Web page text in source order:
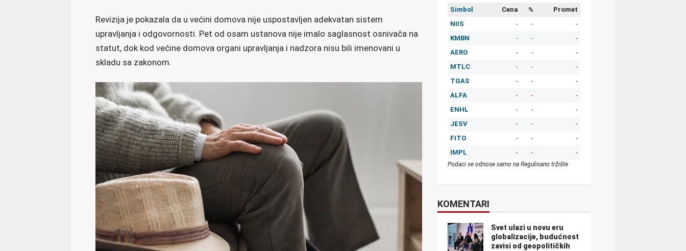
Revizija je pokazala da u većini domova nije uspostavljen adekvatan sistem
upravljanja i odgovornosti. Pet od osam ustanova nije imalo saglasnost osnivača na
statut, dok kod većine domova organi upravljanja i nadzora nisu bili imenovani u
skladu sa zakonom.
Simbol
Cena %
Promet
NIIS
- -
-
KMBN
- -
-
AERO
- -
-
MTLC
- -
-
TGAS
- -
-
ALFA
- -
-
ENHL
- -
-
JESV
- -
-
FITO
- -
-
IMPL
- - -
Podaci se odnose samo na Regulisano tržište
KOMENTARI
Svet ulazi u novu eru
globalizacije, budućnost
zavisi od geopolitičkih